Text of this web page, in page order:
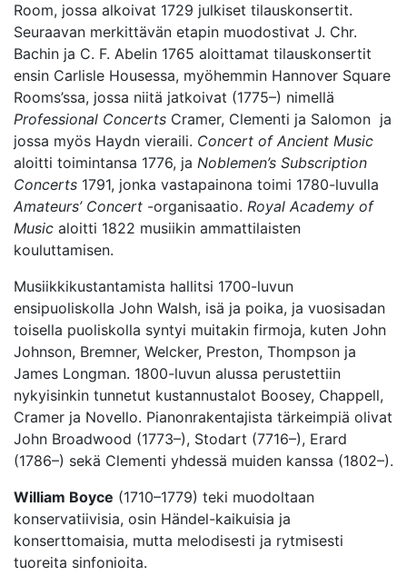
Room, jossa alkoivat 1729 julkiset tilauskonsertit.
Seuraavan merkittävän etapin muodostivat J. Chr.
Bachin ja C. F. Abelin 1765 aloittamat tilauskonsertit
ensin Carlisle Housessa, myöhemmin Hannover Square
Rooms’ssa, jossa niitä jatkoivat (1775–) nimellä
Professional Concerts Cramer, Clementi ja Salomon ja
jossa myös Haydn vieraili. Concert of Ancient Music
aloitti toimintansa 1776, ja Noblemen’s Subscription
Concerts 1791, jonka vastapainona toimi 1780-luvulla
Amateurs’ Concert -organisaatio. Royal Academy of
Music aloitti 1822 musiikin ammattilaisten
kouluttamisen.
Musiikkikustantamista hallitsi 1700-luvun
ensipuoliskolla John Walsh, isä ja poika, ja vuosisadan
toisella puoliskolla syntyi muitakin firmoja, kuten John
Johnson, Bremner, Welcker, Preston, Thompson ja
James Longman. 1800-luvun alussa perustettiin
nykyisinkin tunnetut kustannustalot Boosey, Chappell,
Cramer ja Novello. Pianonrakentajista tärkeimpiä olivat
John Broadwood (1773–), Stodart (7716–), Erard
(1786–) sekä Clementi yhdessä muiden kanssa (1802–).
William Boyce (1710–1779) teki muodoltaan
konservatiivisia, osin Händel-kaikuisia ja
konserttomaisia, mutta melodisesti ja rytmisesti
tuoreita sinfonioita.